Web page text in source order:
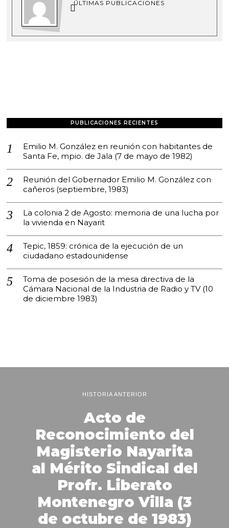
ÚLTIMAS PUBLICACIONES
PUBLICACIONES RECIENTES
Emilio M. González en reunión con habitantes de
Santa Fe, mpio. de Jala (7 de mayo de 1982)
Reunión del Gobernador Emilio M. González con
cañeros (septiembre, 1983)
La colonia 2 de Agosto: memoria de una lucha por
la vivienda en Nayarit
Tepic, 1859: crónica de la ejecución de un
ciudadano estadounidense
Toma de posesión de la mesa directiva de la
Cámara Nacional de la Industria de Radio y TV (10
de diciembre 1983)
HISTORIA ANTERIOR
Acto de
Reconocimiento del
Magisterio Nayarita
al Mérito Sindical del
Profr. Liberato
Montenegro Villa (3
de octubre de 1983)